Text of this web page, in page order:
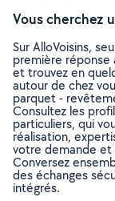
Vous cherchez
Sur AlloVoisins,
première réponse
et trouvez en
autour de chez
parquet -
Consultez les
particuliers, qui
réalisation,
votre demande
Conversez
des échanges
intégrés.